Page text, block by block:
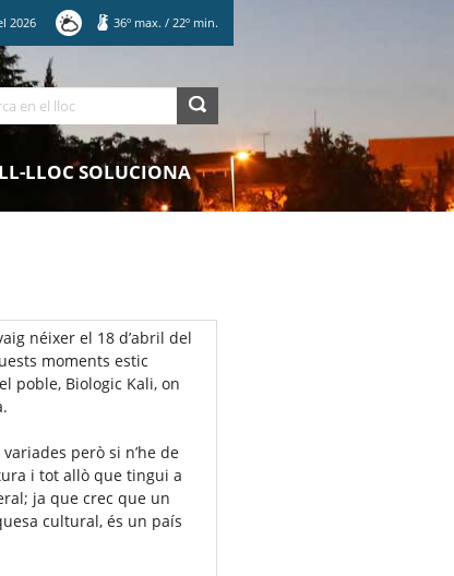
2026 36º max. / 22º min.
LLOC SOLUCIONA
néixer el 18 d’abril del
moments estic
poble, Biologic Kali, on
però si n’he de
i tot allò que tingui a
ja que crec que un
cultural, és un país